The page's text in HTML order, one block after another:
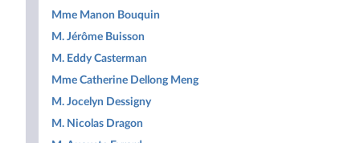
Mme Manon Bouquin
M. Jérôme Buisson
M. Eddy Casterman
Mme Catherine Dellong Meng
M. Jocelyn Dessigny
M. Nicolas Dragon